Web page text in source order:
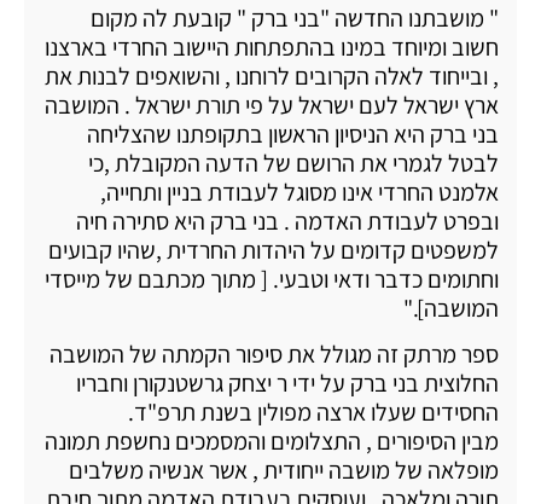
" מושבתנו החדשה "בני ברק " קובעת לה מקום
חשוב ומיוחד במינו בהתפתחות היישוב החרדי בארצנו
, ובייחוד לאלה הקרובים לרוחנו , והשואפים לבנות את
ארץ ישראל לעם ישראל על פי תורת ישראל . המושבה
בני ברק היא הניסיון הראשון בתקופתנו שהצליחה
לבטל לגמרי את הרושם של הדעה המקובלת ,כי
אלמנט החרדי אינו מסוגל לעבודת בניין ותחייה,
ובפרט לעבודת האדמה . בני ברק היא סתירה חיה
למשפטים קדומים על היהדות החרדית ,שהיו קבועים
וחתומים כדבר ודאי וטבעי. [ מתוך מכתבם של מייסדי
המושבה]."
ספר מרתק זה מגולל את סיפור הקמתה של המושבה
החלוצית בני ברק על ידי ר יצחק גרשטנקורן וחבריו
החסידים שעלו ארצה מפולין בשנת תרפ"ד.
מבין הסיפורים , התצלומים והמסמכים נחשפת תמונה
מופלאה של מושבה ייחודית , אשר אנשיה משלבים